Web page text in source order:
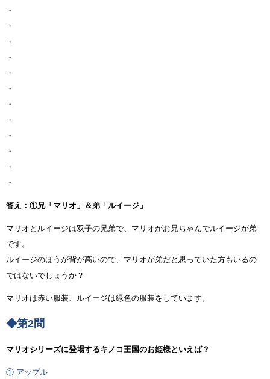
・
・
・
・
・
・
・
・
・
・
・
・
答え：①兄「マリオ」＆弟「ルイージ」
マリオとルイージは双子の兄弟で、マリオがお兄ちゃんでルイージが弟
です。
ルイージのほうが背が高いので、マリオが弟だと思っていた方もいるの
ではないでしょうか？
マリオは赤い服装、ルイージは緑色の服装をしています。
◆第2問
マリオシリーズに登場するキノコ王国のお姫様といえば？
① アップル